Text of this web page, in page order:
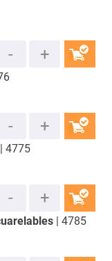
4775
| 4785
COMPRAR